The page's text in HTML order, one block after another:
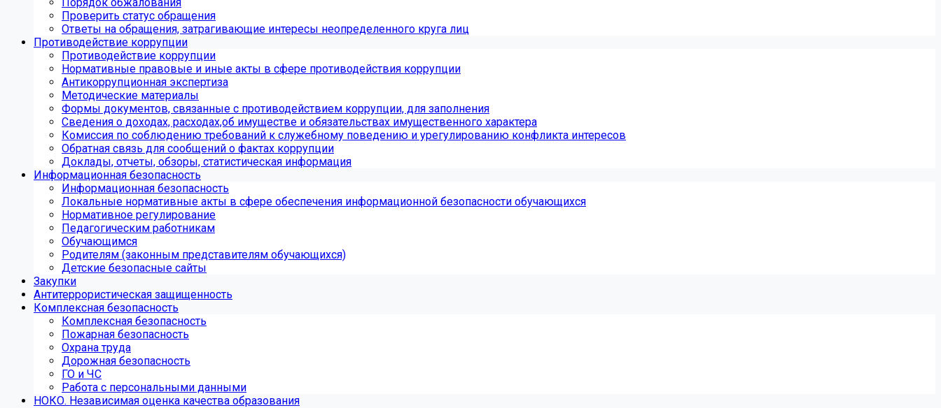
Проверить статус обращения
Ответы на обращения, затрагивающие интересы неопределенного круга лиц
Противодействие коррупции
Противодействие коррупции
Нормативные правовые и иные акты в сфере противодействия коррупции
Антикоррупционная экспертиза
Методические материалы
Формы документов, связанные с противодействием коррупции, для заполнения
Сведения о доходах, расходах,об имуществе и обязательствах имущественного характера
Комиссия по соблюдению требований к служебному поведению и урегулированию конфликта интересов
Обратная связь для сообщений о фактах коррупции
Доклады, отчеты, обзоры, статистическая информация
Информационная безопасность
Информационная безопасность
Локальные нормативные акты в сфере обеспечения информационной безопасности обучающихся
Нормативное регулирование
Педагогическим работникам
Обучающимся
Родителям (законным представителям обучающихся)
Детские безопасные сайты
Закупки
Антитеррористическая защищенность
Комплексная безопасность
Комплексная безопасность
Пожарная безопасность
Охрана труда
Дорожная безопасность
ГО и ЧС
Работа с персональными данными
НОКО. Независимая оценка качества образования